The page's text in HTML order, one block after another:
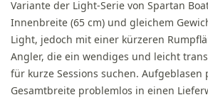
Variante der Light-Serie von Spartan
Innenbreite (65 cm) und gleichem
Light, jedoch mit einer kürzeren
Angler, die ein wendiges und leicht
für kurze Sessions suchen. Aufgeblasen
Gesamtbreite problemlos in einen